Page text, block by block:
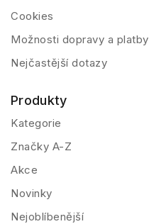
Cookies
Možnosti dopravy a platby
Nejčastější dotazy
Produkty
Kategorie
Značky A-Z
Akce
Novinky
Nejoblíbenější